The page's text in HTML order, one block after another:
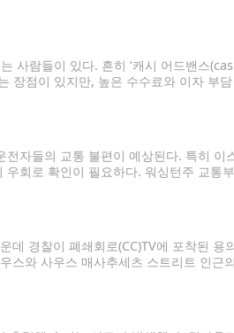
사람들이 있다. 흔히 ‘캐시 어드밴스
장점이 있지만, 높은 수수료와 이자 부
자들의 교통 불편이 예상된다. 특히 이
회로 확인이 필요하다. 워싱턴주 교통
경찰이 폐쇄회로(CC)TV에 포착된 용
스와 사우스 매사추세츠 스트리트 인근